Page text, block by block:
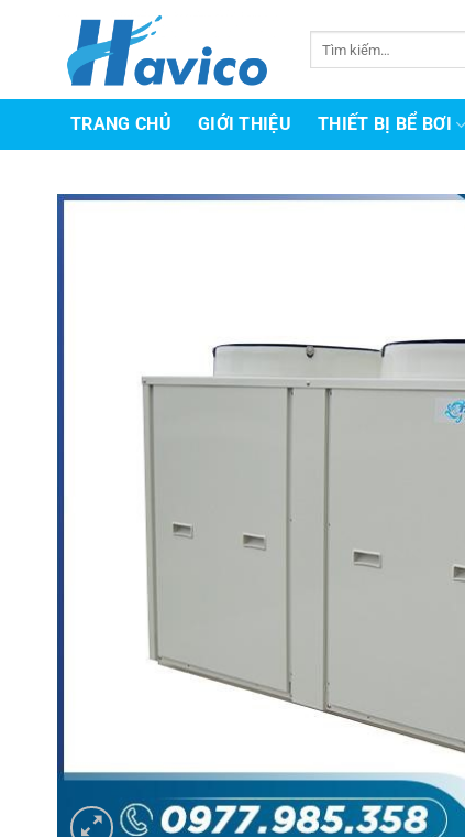
dung
TRANG CHỦ GIỚI THIỆU THIẾT BỊ BỂ BƠI